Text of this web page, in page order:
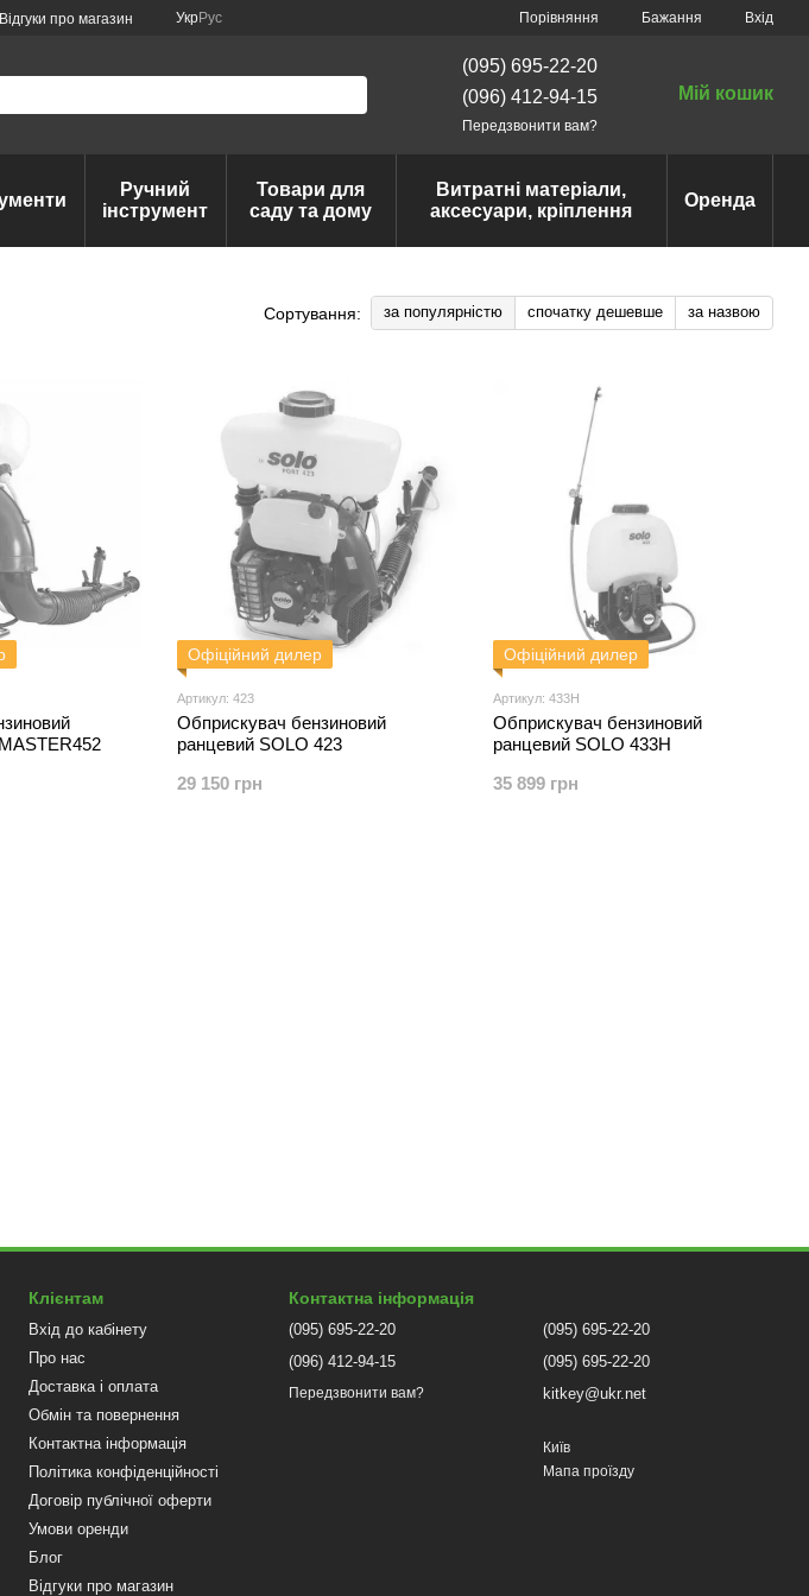
Відгуки про магазин УкрРус Порівняння Бажання Вхід
(095) 695-22-20
(096) 412-94-15
Передзвонити вам?
Мій кошик
Ручний
інструмент
Товари для
саду та дому
Витратні матеріали,
аксесуари, кріплення
Оренда
Сортування: за популярністю спочатку дешевше за назвою
Офіційний дилер
Артикул: 423
Обприскувач бензиновий
ранцевий SOLO 423
29 150 грн
Офіційний дилер
Артикул: 433H
Обприскувач бензиновий
ранцевий SOLO 433H
35 899 грн
Клієнтам
Вхід до кабінету
Про нас
Доставка і оплата
Обмін та повернення
Контактна інформація
Політика конфіденційності
Договір публічної оферти
Умови оренди
Блог
Відгуки про магазин
Контактна інформація
(095) 695-22-20
(096) 412-94-15
Передзвонити вам?
(095) 695-22-20
(095) 695-22-20
kitkey@ukr.net
Київ
Мапа проїзду